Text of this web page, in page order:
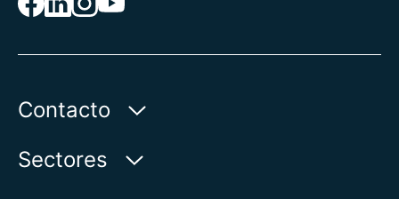
Contacto
AUMA Riester
Sectores